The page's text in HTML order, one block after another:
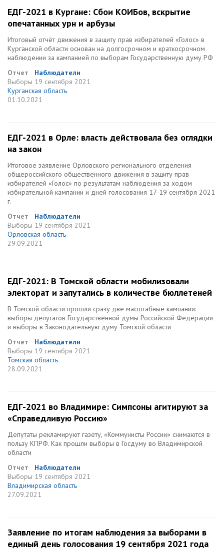
ЕДГ-2021 в Кургане: Сбои КОИБов, вскрытие
опечатанных урн и арбузы
Итоговый отчёт движения в защиту прав избирателей «Голос» в
Курганской области основан на долгосрочном и краткосрочном
наблюдении за кампанией по выборам Государственную думу РФ
Отчет
Наблюдатели
Выборы 19 сентября 2021
Курганская область
01.10.2021
ЕДГ-2021 в Орле: власть действовала без оглядки
на закон
Итоговое заявление Орловского регионального отделения
общероссийского общественного движения в защиту прав
избирателей «Голос» по результатам наблюдения за ходом
избирательной кампании и дней голосования 17-19 сентября 2021
г.
Отчет
Наблюдатели
Выборы 19 сентября 2021
Орловская область
29.09.2021
ЕДГ-2021: В Томской области мобилизовали
электорат и запутались в количестве бюллетеней
В Томской области прошли сразу две масштабные кампании:
выборы депутатов Государственной думы Российской Федерации
и выборы в Законодательную думу Томской области
Отчет
Наблюдатели
Выборы 19 сентября 2021
Томская область
28.09.2021
ЕДГ-2021 во Владимире: Симпсоны агитируют за
«Справедливую Россию»
Депутаты рекламируют газету, «Коммунисты России» снимаются в
пользу КПРФ. Как прошли выборы в Госдуму во Владимирской
области
Отчет
Наблюдатели
Выборы 19 сентября 2021
Владимирская область
27.09.2021
Заявление по итогам наблюдения за выборами в
единый день голосования 19 сентября 2021 года